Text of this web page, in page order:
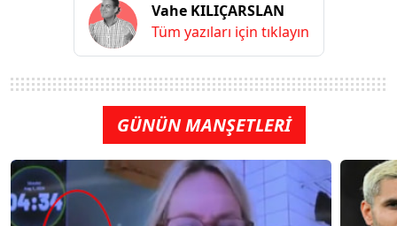
Vahe KILIÇARSLAN
Tüm yazıları için tıklayın
GÜNÜN MANŞETLERİ